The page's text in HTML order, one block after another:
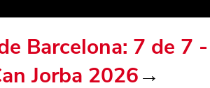
Barcelona: 7 de 7 -
Jorba 2026→